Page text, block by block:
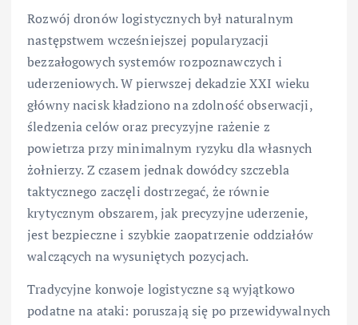
Rozwój dronów logistycznych był naturalnym
następstwem wcześniejszej popularyzacji
bezzałogowych systemów rozpoznawczych i
uderzeniowych. W pierwszej dekadzie XXI wieku
główny nacisk kładziono na zdolność obserwacji,
śledzenia celów oraz precyzyjne rażenie z
powietrza przy minimalnym ryzyku dla własnych
żołnierzy. Z czasem jednak dowódcy szczebla
taktycznego zaczęli dostrzegać, że równie
krytycznym obszarem, jak precyzyjne uderzenie,
jest bezpieczne i szybkie zaopatrzenie oddziałów
walczących na wysuniętych pozycjach.
Tradycyjne konwoje logistyczne są wyjątkowo
podatne na ataki: poruszają się po przewidywalnych